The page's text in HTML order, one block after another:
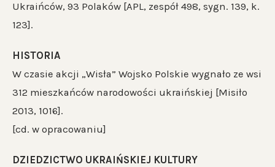
Ukraińców, 93 Polaków [APL, zespół 498, sygn. 139, k.
123].
HISTORIA
W czasie akcji „Wisła” Wojsko Polskie wygnało ze wsi
312 mieszkańców narodowości ukraińskiej [Misiło
2013, 1016].
[cd. w opracowaniu]
DZIEDZICTWO UKRAIŃSKIEJ KULTURY